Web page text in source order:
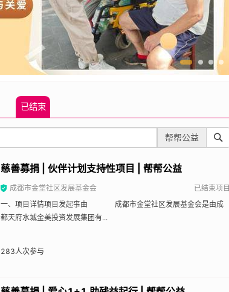
已结束
帮帮公益
慈善募捐 | 伙伴计划支持性项目 | 帮帮公益
成都市金堂社区发展基金会
已结束项目
一、项目详情项目发起事由 成都市金堂社区发展基金会是由成
都天府水城金美投资发展集团有...
283人次参与